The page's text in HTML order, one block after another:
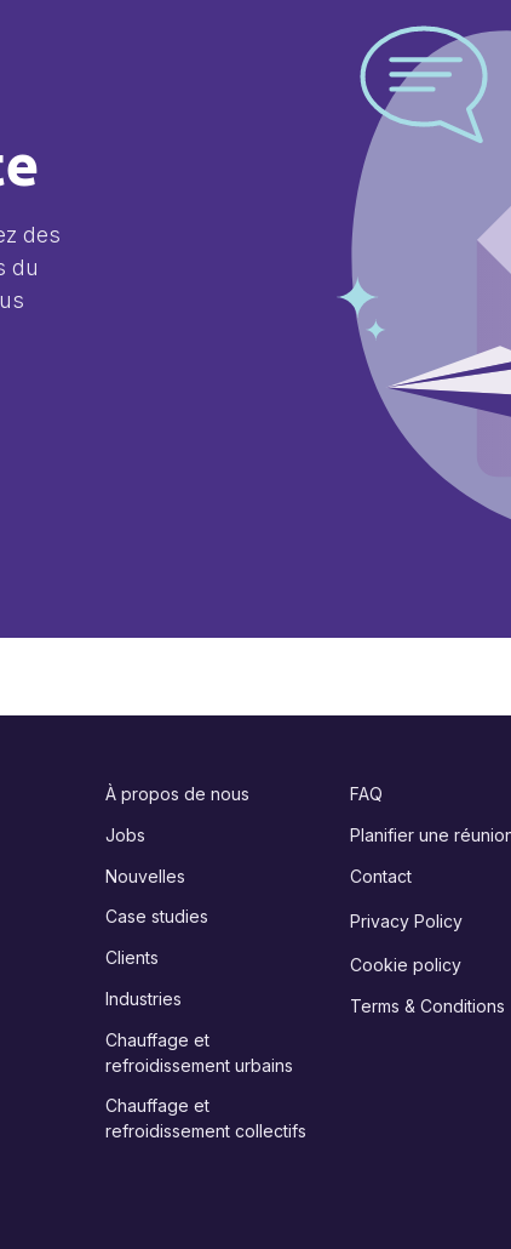
des
du
À propos de nous
Jobs
Nouvelles
Case studies
Clients
Industries
Chauffage et
refroidissement urbains
Chauffage et
refroidissement collectifs
FAQ
Planifier une
Contact
Privacy Policy
Cookie policy
Terms & Conditions